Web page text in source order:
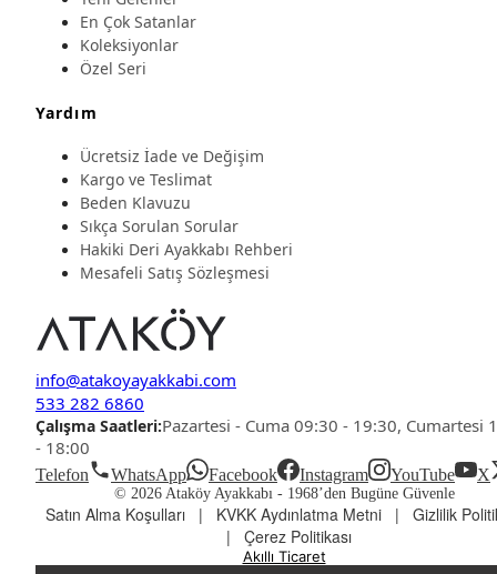
En Çok Satanlar
Koleksiyonlar
Özel Seri
Yardım
Ücretsiz İade ve Değişim
Kargo ve Teslimat
Beden Klavuzu
Sıkça Sorulan Sorular
Hakiki Deri Ayakkabı Rehberi
Mesafeli Satış Sözleşmesi
info@atakoyayakkabi.com
533 282 6860
Çalışma Saatleri:Pazartesi - Cuma 09:30 - 19:30, Cumartesi
- 18:00
Telefon WhatsApp Facebook Instagram YouTube X
© 2026 Ataköy Ayakkabı - 1968’den Bugüne Güvenle
Satın Alma Koşulları | KVKK Aydınlatma Metni |
Gizlilik
|
Çerez Politikası
Akıllı Ticaret